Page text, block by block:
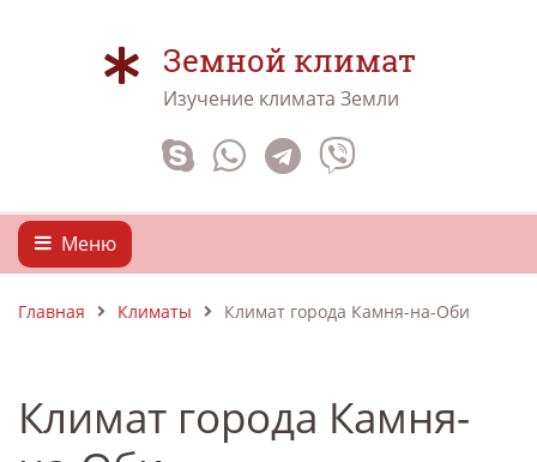
Земной климат
Изучение климата Земли
Меню
Главная Климаты Климат города Камня-на-Оби
Климат города Камня-